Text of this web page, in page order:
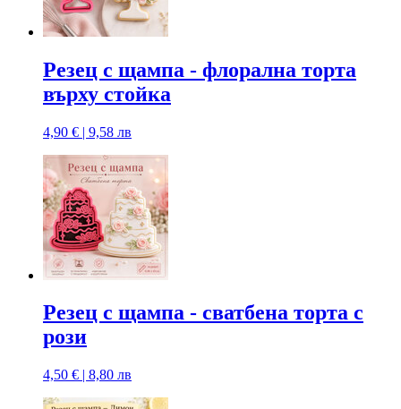
Резец с щампa - флорална торта
върху стойка
4,90 € | 9,58 лв
Резец с щампa - сватбена торта с
рози
4,50 € | 8,80 лв